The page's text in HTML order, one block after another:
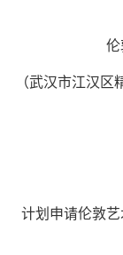
伦
（武汉市江汉
计划申请伦敦